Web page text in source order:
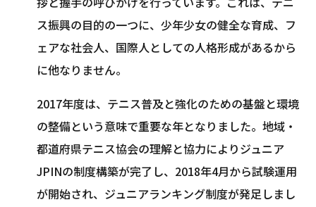
ス振興の目的の一つに、少年少女の健全な育成、フ
ェアな社会人、国際人としての人格形成があるから
に他なりません。
2017年度は、テニス普及と強化のための基盤と環境
の整備という意味で重要な年となりました。地域・
都道府県テニス協会の理解と協力によりジュニア
JPINの制度構築が完了し、2018年4月から試験運用
が開始され、ジュニアランキング制度が発足しまし